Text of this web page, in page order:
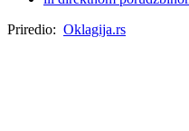
Priredio: Oklagija.rs